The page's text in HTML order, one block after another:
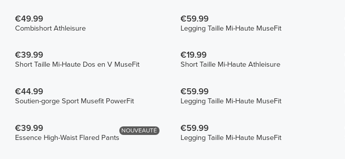
€49.99
Combishort Athleisure
€59.99
Legging Taille Mi-Haute MuseFit
€39.99
Short Taille Mi-Haute Dos en V MuseFit
€19.99
Short Taille Mi-Haute Athleisure
€44.99
Soutien-gorge Sport Musefit PowerFit
€59.99
Legging Taille Mi-Haute MuseFit
NOUVEAUTÉ
€39.99
Essence High-Waist Flared Pants
€59.99
Legging Taille Mi-Haute MuseFit